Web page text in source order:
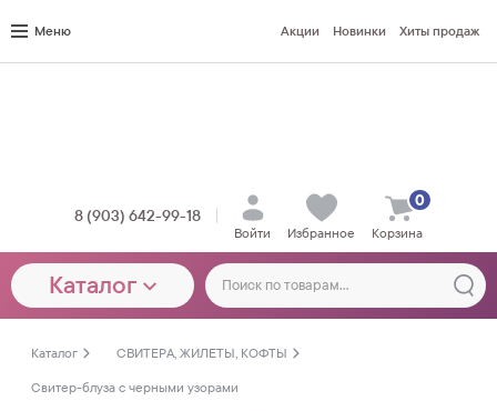
Меню Акции Новинки Хиты продаж
8 (903) 642-99-18
Войти Избранное Корзина
0
Каталог
Каталог
СВИТЕРА, ЖИЛЕТЫ, КОФТЫ
Свитер-блуза с черными узорами